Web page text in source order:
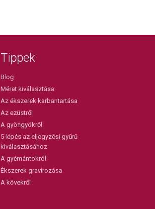
Tippek
Blog
Méret kiválasztása
Az ékszerek karbantartása
Az ezüstről
A gyöngyökről
5 lépés az eljegyzési gyűrű
kiválasztásához
A gyémántokról
Ékszerek gravírozása
A kövekről